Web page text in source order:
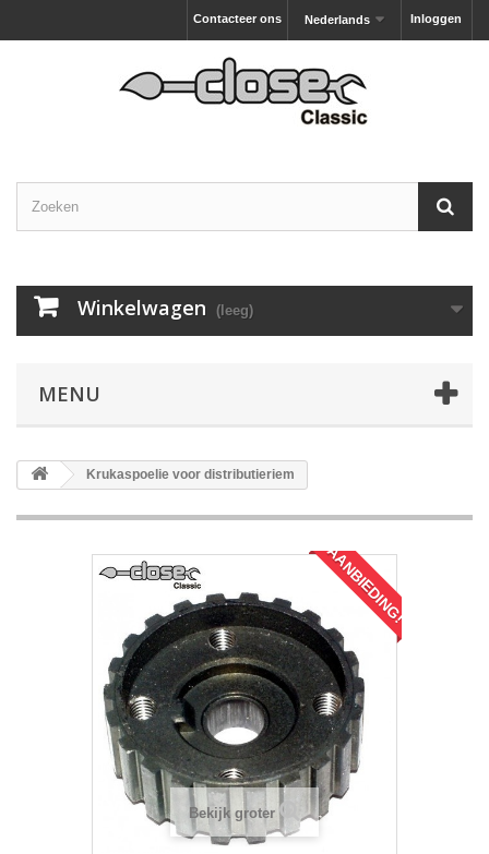
Inloggen
Nederlands
Contacteer ons
Winkelwagen (leeg)
MENU
Krukaspoelie voor distributieriem
AANBIEDING!
Bekijk groter